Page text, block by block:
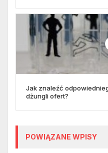
Jak znaleźć
dżungli ofert?
POWIĄZANE WPISY